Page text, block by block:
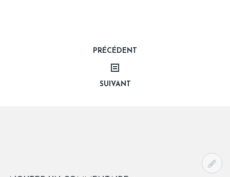
NavigationPRÉCÉDENT
SUIVANT